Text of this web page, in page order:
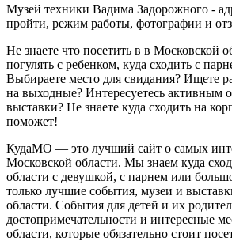
Музей техники Вадима Задорожного -
пройти, режим работы, фотографии и
Не знаете что посетить в в Московской
погулять с ребенком, куда сходить с
Выбираете место для свидания? Ищете
на выходные? Интересуетесь активным
выставки? Не знаете куда сходить на
поможет!
КудаМО — это лучший сайт о самых
Московской области. Мы знаем куда
области с девушкой, с парнем или
только лучшие события, музеи и
области. События для детей и их
достопримечательности и интересные
области, которые обязательно стоит